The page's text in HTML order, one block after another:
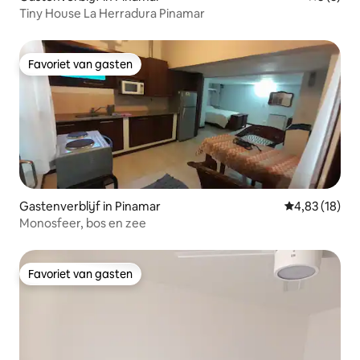
Tiny House La Herradura Pinamar
Favoriet van gasten
Favoriet van gasten
Gastenverblijf in Pinamar Gemiddelde
4,83 (18)
Monosfeer, bos en zee
Favoriet van gasten
Favoriet van gasten